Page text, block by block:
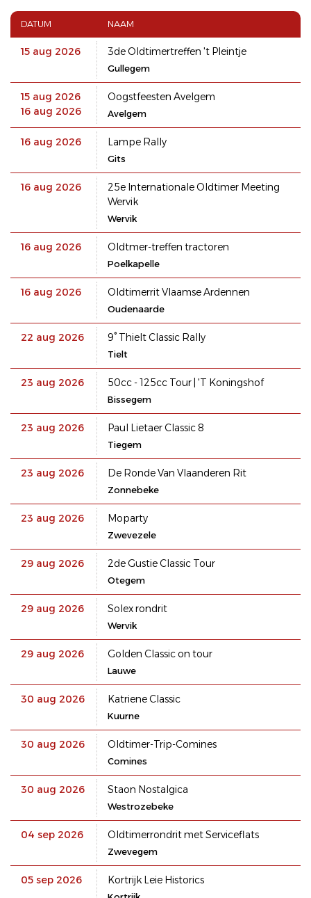
DATUM NAAM
15 aug 2026 3de Oldtimertreffen 't Pleintje
Gullegem
15 aug 2026
16 aug 2026
Oogstfeesten Avelgem
Avelgem
16 aug 2026 Lampe Rally
Gits
16 aug 2026
25e Internationale Oldtimer Meeting
Wervik
Wervik
16 aug 2026 Oldtmer-treffen tractoren
Poelkapelle
16 aug 2026 Oldtimerrit Vlaamse Ardennen
Oudenaarde
22 aug 2026 9° Thielt Classic Rally
Tielt
23 aug 2026 50cc - 125cc Tour | 'T Koningshof
Bissegem
23 aug 2026 Paul Lietaer Classic 8
Tiegem
23 aug 2026 De Ronde Van Vlaanderen Rit
Zonnebeke
23 aug 2026 Moparty
Zwevezele
29 aug 2026 2de Gustie Classic Tour
Otegem
29 aug 2026 Solex rondrit
Wervik
29 aug 2026 Golden Classic on tour
Lauwe
30 aug 2026 Katriene Classic
Kuurne
30 aug 2026 Oldtimer-Trip-Comines
Comines
30 aug 2026 Staon Nostalgica
Westrozebeke
04 sep 2026 Oldtimerrondrit met Serviceflats
Zwevegem
05 sep 2026 Kortrijk Leie Historics